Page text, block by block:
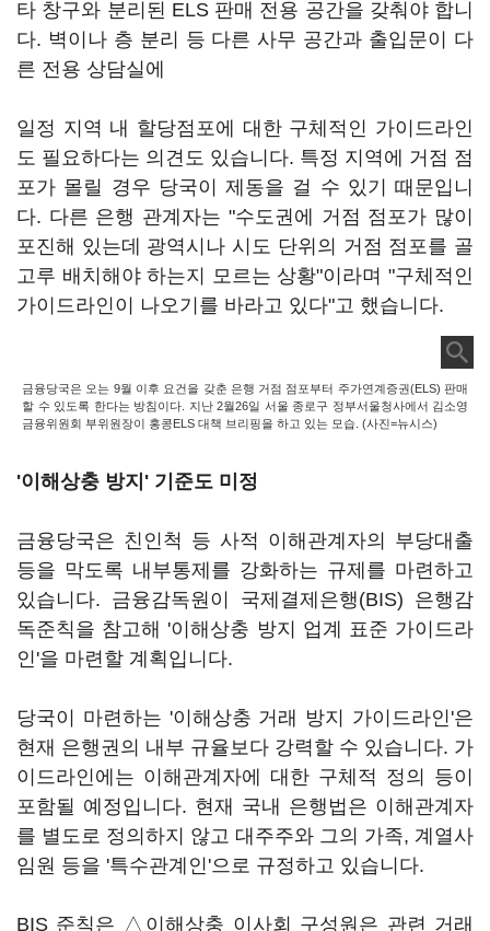
타 창구와 분리된 ELS 판매 전용 공간을 갖춰야 합니
다. 벽이나 층 분리 등 다른 사무 공간과 출입문이 다
른 전용 상담실에
일정 지역 내 할당점포에 대한 구체적인 가이드라인
도 필요하다는 의견도 있습니다. 특정 지역에 거점 점
포가 몰릴 경우 당국이 제동을 걸 수 있기 때문입니
다. 다른 은행 관계자는 "수도권에 거점 점포가 많이
포진해 있는데 광역시나 시도 단위의 거점 점포를 골
고루 배치해야 하는지 모르는 상황"이라며 "구체적인
가이드라인이 나오기를 바라고 있다"고 했습니다.
금융당국은 오는 9월 이후 요건을 갖춘 은행 거점 점포부터 주가연계증권(ELS) 판매
할 수 있도록 한다는 방침이다. 지난 2월26일 서울 종로구 정부서울청사에서 김소영
금융위원회 부위원장이 홍콩ELS 대책 브리핑을 하고 있는 모습. (사진=뉴시스)
'이해상충 방지' 기준도 미정
금융당국은 친인척 등 사적 이해관계자의 부당대출
등을 막도록 내부통제를 강화하는 규제를 마련하고
있습니다. 금융감독원이 국제결제은행(BIS) 은행감
독준칙을 참고해 '이해상충 방지 업계 표준 가이드라
인'을 마련할 계획입니다.
당국이 마련하는 '이해상충 거래 방지 가이드라인'은
현재 은행권의 내부 규율보다 강력할 수 있습니다. 가
이드라인에는 이해관계자에 대한 구체적 정의 등이
포함될 예정입니다. 현재 국내 은행법은 이해관계자
를 별도로 정의하지 않고 대주주와 그의 가족, 계열사
임원 등을 '특수관계인'으로 규정하고 있습니다.
BIS 준칙은 △이해상충 이사회 구성원은 관련 거래